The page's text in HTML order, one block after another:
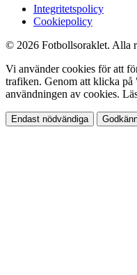
Integritetspolicy
Cookiepolicy
© 2026 Fotbollsoraklet. Alla
Vi använder cookies för att
trafiken. Genom att klicka
användningen av cookies.
Endast nödvändiga